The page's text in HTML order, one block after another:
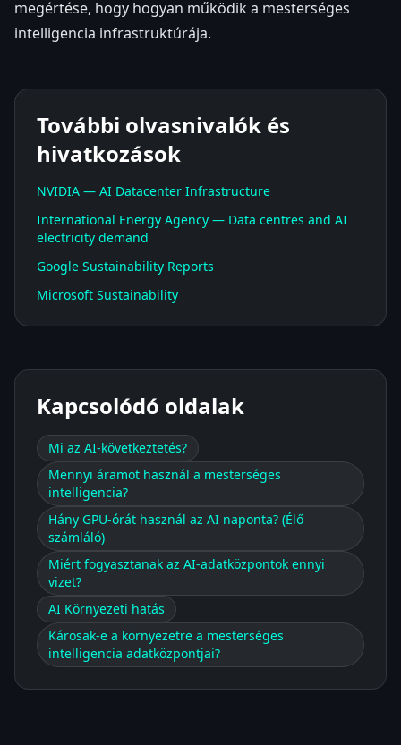
megértése, hogy hogyan működik a mesterséges
intelligencia infrastruktúrája.
További olvasnivalók és
hivatkozások
NVIDIA — AI Datacenter Infrastructure
International Energy Agency — Data centres and AI
electricity demand
Google Sustainability Reports
Microsoft Sustainability
Kapcsolódó oldalak
Mi az AI-következtetés?
Mennyi áramot használ a mesterséges
intelligencia?
Hány GPU-órát használ az AI naponta? (Élő
számláló)
Miért fogyasztanak az AI-adatközpontok ennyi
vizet?
AI Környezeti hatás
Károsak-e a környezetre a mesterséges
intelligencia adatközpontjai?